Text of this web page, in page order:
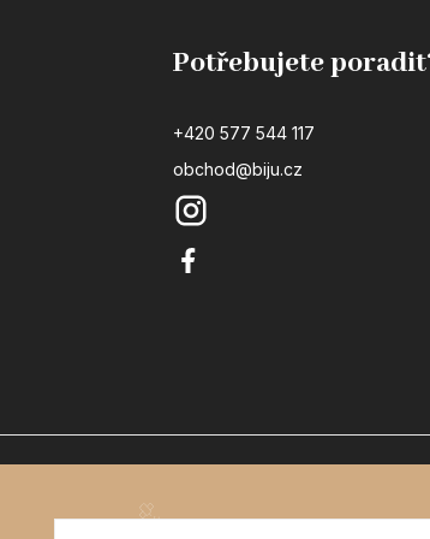
Potřebujete
+420 577 544 117
obchod@biju.cz